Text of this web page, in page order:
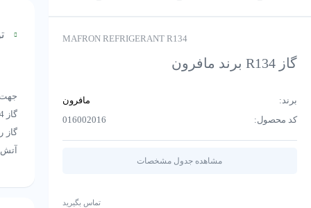
MAFRON REFRIGERANT R134
گاز R134 برند مافرون
برند:
مافرون
کد محصول:
016002016
مشاهده جدول مشخصات
تماس بگیرید
جهت
گاز R134
گاز